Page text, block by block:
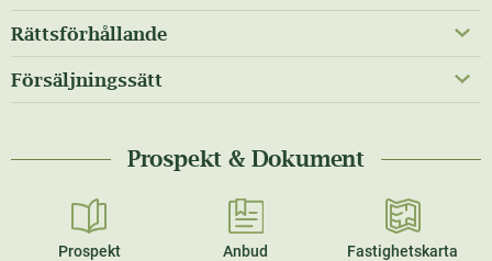
Rättsförhållande
Försäljningssätt
Prospekt & Dokument
Prospekt Anbud Fastighetskarta